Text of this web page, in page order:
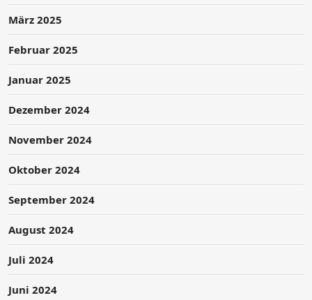
März 2025
Februar 2025
Januar 2025
Dezember 2024
November 2024
Oktober 2024
September 2024
August 2024
Juli 2024
Juni 2024